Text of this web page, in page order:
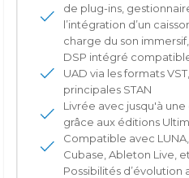
de plug-ins,
l’intégration d’un
charge du son
DSP intégré
UAD via les formats
principales STAN
Livrée avec jusqu'à
grâce aux éditions
Compatible avec
Cubase, Ableton Live,
Possibilités